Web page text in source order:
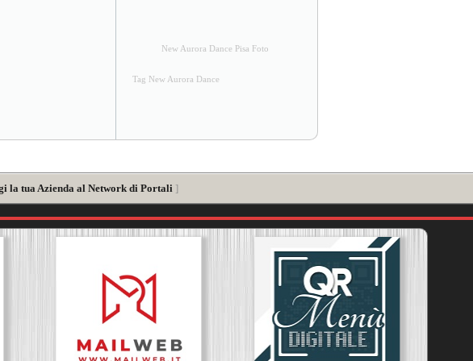
New Aurora Dance Pisa Foto
Tag New Aurora Dance
la tua Azienda al Network di Portali ]